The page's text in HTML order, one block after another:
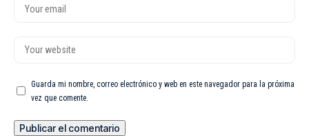
Guarda mi nombre, correo electrónico y web en este navegador para la próxima
vez que comente.